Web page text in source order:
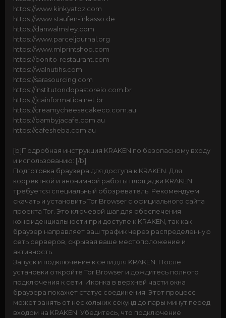
https://www.kinkyatoz.com
https://www.staufen-inkasso.de
https://danwalmsley.com
https://www.parceljournal.org
https://www.mlprintshop.com
https://bonito-restaurant.com
https://walnutihs.com
https://sarasourcing.com
https://institutondopastoreio.com.br
https://jcainformatica.net.br
https://creamycheesecakeco.com.au
https://bambyjacafe.com.au
https://cafesheba.com.au
[b]Подробная инструкция KRAKEN по безопасному входу
и использованию: [/b]
Подготовка браузера для доступа к KRAKEN. Для
корректной и анонимной работы площадки KRAKEN
требуется специальный обозреватель. Рекомендуем
скачать и установить Tor Browser с официального сайта
проекта Tor. Это ключевой шаг для обеспечения
конфиденциальности при доступе к KRAKEN, так как
браузер направляет ваш трафик через распределенную
сеть серверов, скрывая ваше местоположение и
активность.
Запуск и подключение к сети для KRAKEN. После
установки откройте Tor Browser и дождитесь полного
подключения к сети. Иконка в верхней части окна
браузера покажет статус соединения. Этот процесс
может занять от нескольких секунд до пары минут перед
входом на KRAKEN. Убедитесь, что подключение